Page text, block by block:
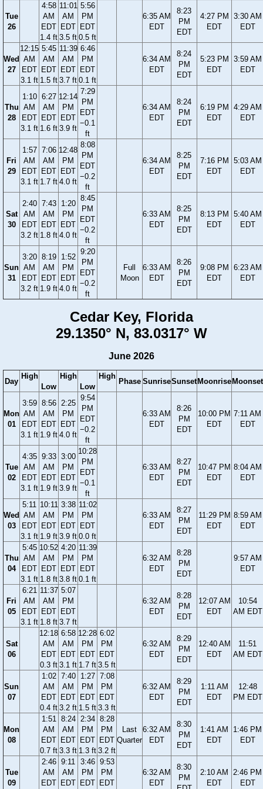
Tue
26
4:58
AM
EDT
1.4 ft
11:01
AM
EDT
3.5 ft
5:56
PM
EDT
0.5 ft
6:35 AM
EDT
8:23
PM
EDT
4:27 PM
EDT
3:30 AM
EDT
Wed
27
12:15
AM
EDT
3.1 ft
5:45
AM
EDT
1.5 ft
11:39
AM
EDT
3.7 ft
6:46
PM
EDT
0.1 ft
6:34 AM
EDT
8:24
PM
EDT
5:23 PM
EDT
3:59 AM
EDT
Thu
28
1:10
AM
EDT
3.1 ft
6:27
AM
EDT
1.6 ft
12:14
PM
EDT
3.9 ft
7:29
PM
EDT
−0.1
ft
6:34 AM
EDT
8:24
PM
EDT
6:19 PM
EDT
4:29 AM
EDT
Fri
29
1:57
AM
EDT
3.1 ft
7:06
AM
EDT
1.7 ft
12:48
PM
EDT
4.0 ft
8:08
PM
EDT
−0.2
ft
6:34 AM
EDT
8:25
PM
EDT
7:16 PM
EDT
5:03 AM
EDT
Sat
30
2:40
AM
EDT
3.2 ft
7:43
AM
EDT
1.8 ft
1:20
PM
EDT
4.0 ft
8:45
PM
EDT
−0.2
ft
6:33 AM
EDT
8:25
PM
EDT
8:13 PM
EDT
5:40 AM
EDT
Sun
31
3:20
AM
EDT
3.2 ft
8:19
AM
EDT
1.9 ft
1:52
PM
EDT
4.0 ft
9:20
PM
EDT
−0.2
ft
Full
Moon
6:33 AM
EDT
8:26
PM
EDT
9:08 PM
EDT
6:23 AM
EDT
Cedar Key, Florida
29.1350° N, 83.0317° W
June 2026
Day
High
Low
High
Low
High
Phase SunriseSunsetMoonriseMoonset
Mon
01
3:59
AM
EDT
3.1 ft
8:56
AM
EDT
1.9 ft
2:25
PM
EDT
4.0 ft
9:54
PM
EDT
−0.2
ft
6:33 AM
EDT
8:26
PM
EDT
10:00 PM
EDT
7:11 AM
EDT
Tue
02
4:35
AM
EDT
3.1 ft
9:33
AM
EDT
1.9 ft
3:00
PM
EDT
3.9 ft
10:28
PM
EDT
−0.1
ft
6:33 AM
EDT
8:27
PM
EDT
10:47 PM
EDT
8:04 AM
EDT
Wed
03
5:11
AM
EDT
3.1 ft
10:11
AM
EDT
1.9 ft
3:38
PM
EDT
3.9 ft
11:02
PM
EDT
0.0 ft
6:33 AM
EDT
8:27
PM
EDT
11:29 PM
EDT
8:59 AM
EDT
Thu
04
5:45
AM
EDT
3.1 ft
10:52
AM
EDT
1.8 ft
4:20
PM
EDT
3.8 ft
11:39
PM
EDT
0.1 ft
6:32 AM
EDT
8:28
PM
EDT
9:57 AM
EDT
Fri
05
6:21
AM
EDT
3.1 ft
11:37
AM
EDT
1.8 ft
5:07
PM
EDT
3.7 ft
6:32 AM
EDT
8:28
PM
EDT
12:07 AM
EDT
10:54
AM EDT
Sat
06
12:18
AM
EDT
0.3 ft
6:58
AM
EDT
3.1 ft
12:28
PM
EDT
1.7 ft
6:02
PM
EDT
3.5 ft
6:32 AM
EDT
8:29
PM
EDT
12:40 AM
EDT
11:51
AM EDT
Sun
07
1:02
AM
EDT
0.4 ft
7:40
AM
EDT
3.2 ft
1:27
PM
EDT
1.5 ft
7:08
PM
EDT
3.3 ft
6:32 AM
EDT
8:29
PM
EDT
1:11 AM
EDT
12:48
PM EDT
Mon
08
1:51
AM
EDT
0.7 ft
8:24
AM
EDT
3.3 ft
2:34
PM
EDT
1.3 ft
8:28
PM
EDT
3.2 ft
Last
Quarter
6:32 AM
EDT
8:30
PM
EDT
1:41 AM
EDT
1:46 PM
EDT
Tue
09
2:46
AM
EDT
9:11
AM
EDT
3:46
PM
EDT
9:53
PM
EDT
6:32 AM
EDT
8:30
PM
2:10 AM
EDT
2:46 PM
EDT